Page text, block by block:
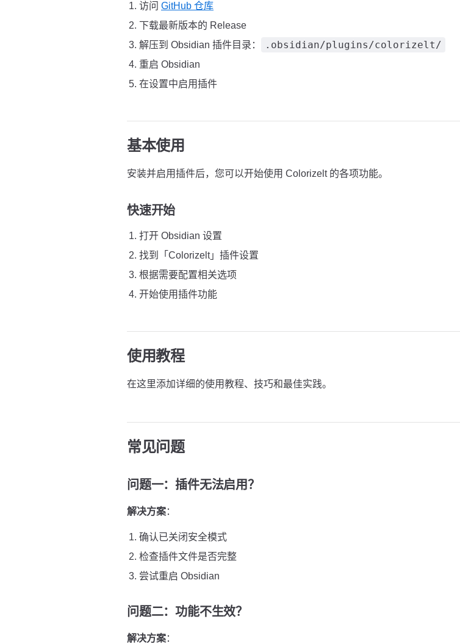
访问 GitHub 仓库
下载最新版本的 Release
解压到 Obsidian 插件目录：
.obsidian/plugins/colorizelt/
重启 Obsidian
在设置中启用插件
基本使用
安装并启用插件后，您可以开始使用 Colorizelt 的各项功能。
快速开始
打开 Obsidian 设置
找到「Colorizelt」插件设置
根据需要配置相关选项
开始使用插件功能
使用教程
在这里添加详细的使用教程、技巧和最佳实践。
常见问题
问题一：插件无法启用？
解决方案：
确认已关闭安全模式
检查插件文件是否完整
尝试重启 Obsidian
问题二：功能不生效？
解决方案：